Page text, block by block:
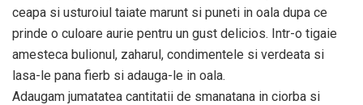
ceapa si usturoiul taiate marunt si puneti in oala dupa ce
prinde o culoare aurie pentru un gust delicios. Intr-o tigaie
amesteca bulionul, zaharul, condimentele si verdeata si
lasa-le pana fierb si adauga-le in oala.
Adaugam jumatatea cantitatii de smanatana in ciorba si